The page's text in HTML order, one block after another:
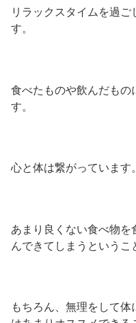
リラックスタイムを過
す。
食べたものや飲んだもの
す。
心と体は繋がっています。
あまり良くない食べ物
んできてしまうというこ
もちろん、無理をして